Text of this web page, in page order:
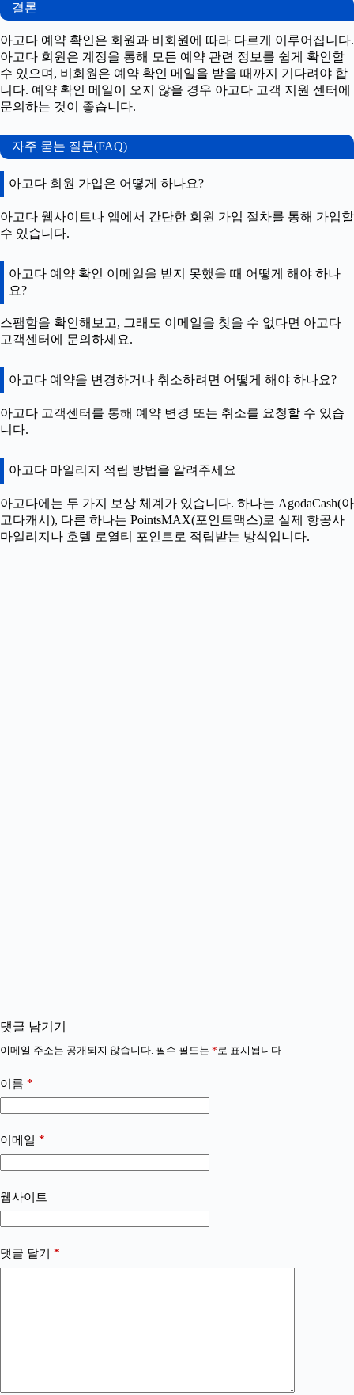
결론
아고다 예약 확인은 회원과 비회원에 따라 다르게 이루어집니다.
아고다 회원은 계정을 통해 모든 예약 관련 정보를 쉽게 확인할
수 있으며, 비회원은 예약 확인 메일을 받을 때까지 기다려야 합
니다. 예약 확인 메일이 오지 않을 경우 아고다 고객 지원 센터에
문의하는 것이 좋습니다.
자주 묻는 질문(FAQ)
아고다 회원 가입은 어떻게 하나요?
아고다 웹사이트나 앱에서 간단한 회원 가입 절차를 통해 가입할
수 있습니다.
아고다 예약 확인 이메일을 받지 못했을 때 어떻게 해야 하나
요?
스팸함을 확인해보고, 그래도 이메일을 찾을 수 없다면 아고다
고객센터에 문의하세요.
아고다 예약을 변경하거나 취소하려면 어떻게 해야 하나요?
아고다 고객센터를 통해 예약 변경 또는 취소를 요청할 수 있습
니다.
아고다 마일리지 적립 방법을 알려주세요
아고다에는 두 가지 보상 체계가 있습니다. 하나는 AgodaCash(아
고다캐시), 다른 하나는 PointsMAX(포인트맥스)로 실제 항공사
마일리지나 호텔 로열티 포인트로 적립받는 방식입니다.
댓글 남기기
이메일 주소는 공개되지 않습니다. 필수 필드는 * 로 표시됩니다
이름 *
이메일 *
웹사이트
댓글 달기 *